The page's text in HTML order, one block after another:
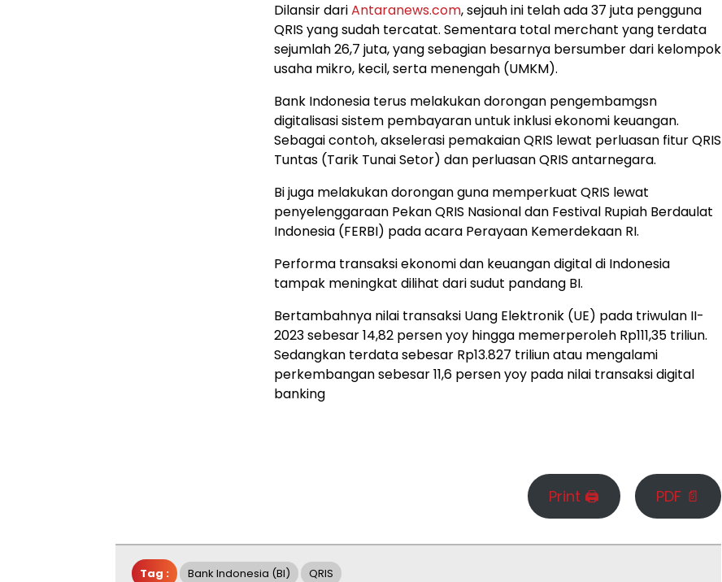
Dilansir dariAntaranews.com, sejauh ini telah ada 37 juta pengguna
QRIS yang sudah tercatat. Sementara total merchant yang terdata
sejumlah 26,7 juta, yang sebagian besarnya bersumber dari kelompok
usaha mikro, kecil, serta menengah (UMKM).
Bank Indonesia terus melakukan dorongan pengembamgsn
digitalisasi sistem pembayaran untuk inklusi ekonomi keuangan.
Sebagai contoh, akselerasi pemakaian QRIS lewat perluasan fitur QRIS
Tuntas (Tarik Tunai Setor) dan perluasan QRIS antarnegara.
Bi juga melakukan dorongan guna memperkuat QRIS lewat
penyelenggaraan Pekan QRIS Nasional dan Festival Rupiah Berdaulat
Indonesia (FERBI) pada acara Perayaan Kemerdekaan RI.
Performa transaksi ekonomi dan keuangan digital di Indonesia
tampak meningkat dilihat dari sudut pandang BI.
Bertambahnya nilai transaksi Uang Elektronik (UE) pada triwulan II-
2023 sebesar 14,82 persen yoy hingga memerperoleh Rp111,35 triliun.
Sedangkan terdata sebesar Rp13.827 triliun atau mengalami
perkembangan sebesar 11,6 persen yoy pada nilai transaksi digital
banking
Print 🖨 PDF 📄
Tag : Bank Indonesia (BI) QRIS